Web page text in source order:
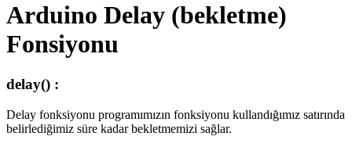
Arduino Delay (bekletme)
Fonsiyonu
delay() :
Delay fonksiyonu programımızın fonksiyonu kullandığımız satırında
belirlediğimiz süre kadar bekletmemizi sağlar.